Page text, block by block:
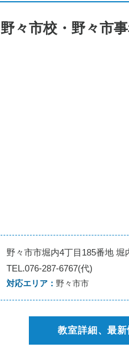
野々市校・野々市
野々市市堀内4丁目185番地 堀
TEL.076-287-6767(代)
対応エリア 野々市市
教室詳細、最